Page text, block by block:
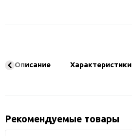
Описание Характеристики
Рекомендуемые товары